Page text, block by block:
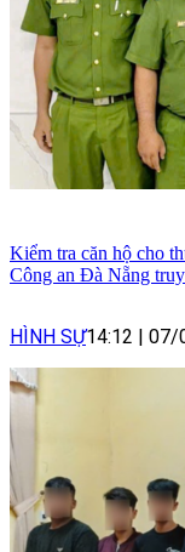
Kiểm tra căn hộ cho
Công an Đà Nẵng
HÌNH SỰ14:12 | 07/